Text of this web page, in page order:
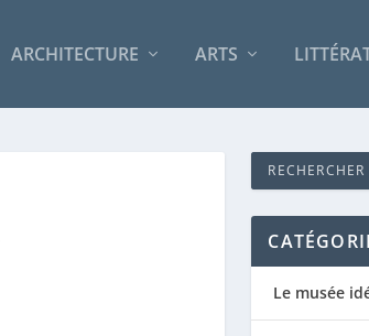
ARCHITECTURE ARTS
Le musée